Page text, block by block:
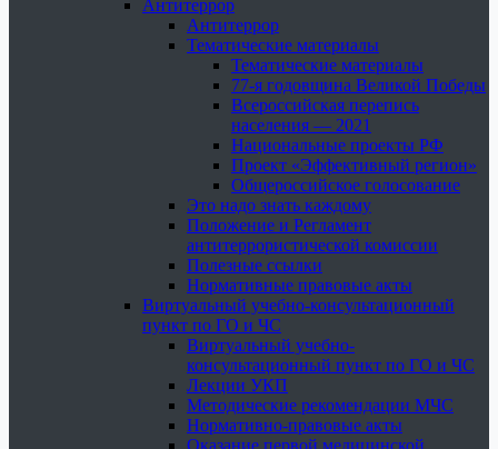
Антитеррор
Антитеррор
Тематические материалы
Тематические материалы
77-я годовщина Великой Победы
Всероссийская перепись
населения — 2021
Национальные проекты РФ
Проект «Эффективный регион»
Общероссийское голосование
Это надо знать каждому
Положение и Регламент
антитеррористической комиссии
Полезные ссылки
Нормативные правовые акты
Виртуальный учебно-консультационный
пункт по ГО и ЧС
Виртуальный учебно-
консультационный пункт по ГО и ЧС
Лекции УКП
Методические рекомендации МЧС
Нормативно-правовые акты
Оказание первой медицинской